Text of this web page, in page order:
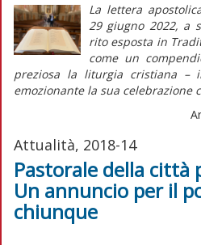
La lettera
29 giugno 2022, a
rito esposta in
come un
preziosa la liturgia cristiana –
emozionante la sua celebrazione
Attualità, 2018-14
Pastorale della città
Un annuncio per il
chiunque